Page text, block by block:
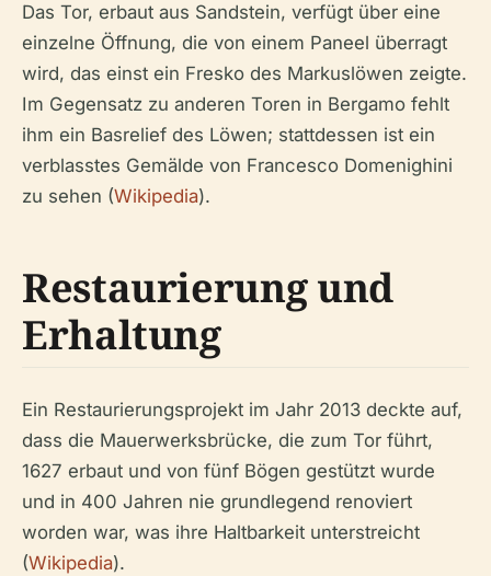
Das Tor, erbaut aus Sandstein, verfügt über eine
einzelne Öffnung, die von einem Paneel überragt
wird, das einst ein Fresko des Markuslöwen zeigte.
Im Gegensatz zu anderen Toren in Bergamo fehlt
ihm ein Basrelief des Löwen; stattdessen ist ein
verblasstes Gemälde von Francesco Domenighini
zu sehen (Wikipedia).
Restaurierung und
Erhaltung
Ein Restaurierungsprojekt im Jahr 2013 deckte auf,
dass die Mauerwerksbrücke, die zum Tor führt,
1627 erbaut und von fünf Bögen gestützt wurde
und in 400 Jahren nie grundlegend renoviert
worden war, was ihre Haltbarkeit unterstreicht
(Wikipedia).